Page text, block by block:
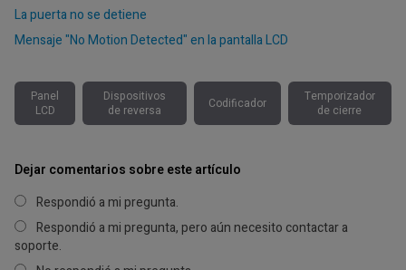
La puerta no se detiene
Mensaje "No Motion Detected" en la pantalla LCD
Panel
LCD
Dispositivos
de reversa
Codificador
Temporizador
de cierre
Dejar comentarios sobre este artículo
Respondió a mi pregunta.
Respondió a mi pregunta, pero aún necesito contactar a
soporte.